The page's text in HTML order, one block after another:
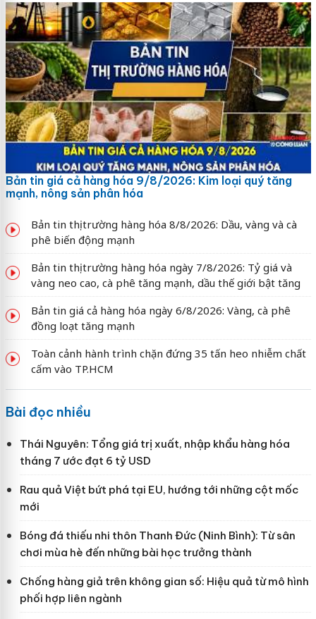
Bản tin giá cả hàng hóa 9/8/2026: Kim loại quý tăng
mạnh, nông sản phân hóa
Bản tin thị trường hàng hóa 8/8/2026: Dầu, vàng và cà
phê biến động mạnh
Bản tin thị trường hàng hóa ngày 7/8/2026: Tỷ giá và
vàng neo cao, cà phê tăng mạnh, dầu thế giới bật tăng
Bản tin giá cả hàng hóa ngày 6/8/2026: Vàng, cà phê
đồng loạt tăng mạnh
Toàn cảnh hành trình chặn đứng 35 tấn heo nhiễm chất
cấm vào TP.HCM
Bài đọc nhiều
Thái Nguyên: Tổng giá trị xuất, nhập khẩu hàng hóa
tháng 7 ước đạt 6 tỷ USD
Rau quả Việt bứt phá tại EU, hướng tới những cột mốc
mới
Bóng đá thiếu nhi thôn Thanh Đức (Ninh Bình): Từ sân
chơi mùa hè đến những bài học trưởng thành
Chống hàng giả trên không gian số: Hiệu quả từ mô hình
phối hợp liên ngành